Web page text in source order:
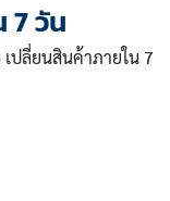
7 วัน
ปลี่ยนสินค้าภายใน 7